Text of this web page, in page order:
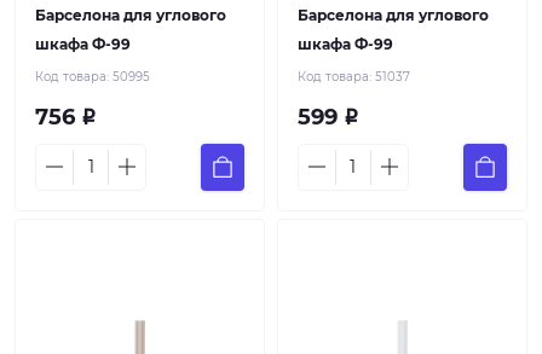
Барселона для углового
шкафа Ф-99
Код товара: 50995
756 Р
Барселона для углового
шкафа Ф-99
Код товара: 51037
599 Р